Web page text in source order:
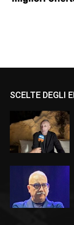
SCELTE DEGLI